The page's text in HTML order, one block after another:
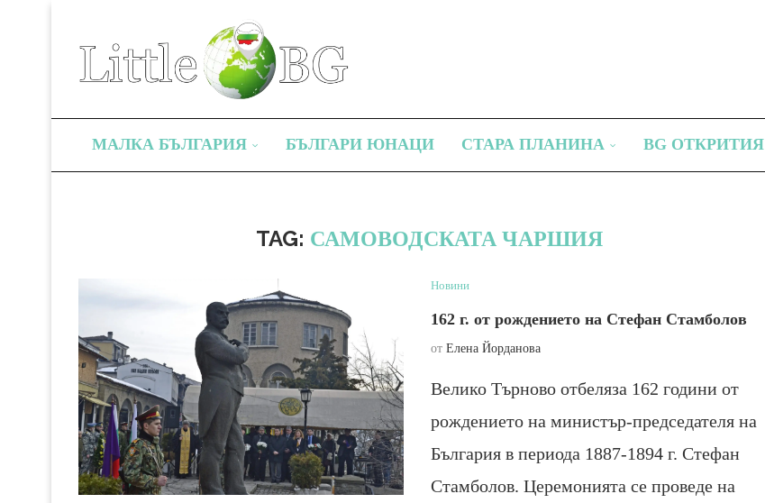
МАЛКА БЪЛГАРИЯ БЪЛГАРИ ЮНАЦИ СТАРА ПЛАНИНА BG ОТКРИТИЯ
TAG: САМОВОДСКАТА ЧАРШИЯ
Новини
162 г. от рождението на Стефан Стамболов
от Елена Йорданова
Велико Търново отбеляза 162 години от
рождението на министър-председателя на
България в периода 1887-1894 г. Стефан
Стамболов. Церемонията се проведе на